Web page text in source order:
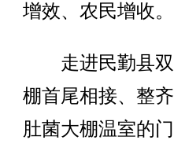
增效、农民增收。
走进民勤县双
棚首尾相接、整
肚菌大棚温室的